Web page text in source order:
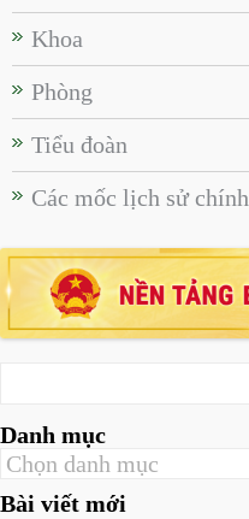
Khoa
Phòng
Tiểu đoàn
Các mốc lịch sử chính
Danh mục
Bài viết mới